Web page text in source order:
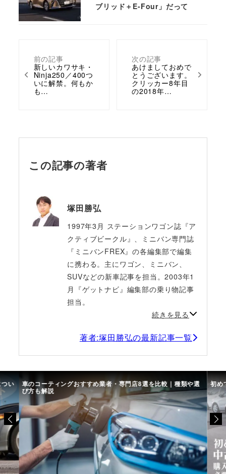
前の記事
新しいカワサキ・
Ninja250／400つ
いに解禁。何もか
も…
次の記事
あけましておめで
とうございます。
クリッカー8年目
の2018年…
ブリッド＋E-Four」だって
この記事の著者
塚田勝弘
1997年3月 ステーションワゴン誌『ア
クティブビークル』、ミニバン専門誌
『ミニバンFREX』の各編集部で編集
に携わる。主にワゴン、ミニバン、
SUVなどの新車記事を担当。2003年1
月『ゲットナビ』編集部の乗り物記事
担当。
続きを見る
著者:塚田勝弘の最新記事一覧
い 車のコーティングおすすめ業者・専門店8選を比較｜種類や選
び方も解説
初め